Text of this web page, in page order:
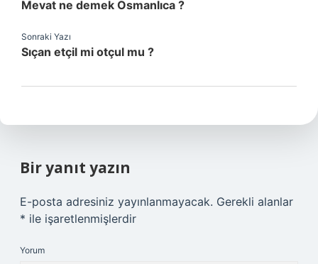
Mevat ne demek Osmanlıca ?
Sonraki Yazı
Sıçan etçil mi otçul mu ?
Bir yanıt yazın
E-posta adresiniz yayınlanmayacak. Gerekli alanlar
* ile işaretlenmişlerdir
Yorum